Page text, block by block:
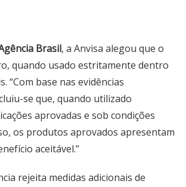
Brasil, a Anvisa alegou que o
quando usado estritamente dentro
“Com base nas evidências
se que, quando utilizado
aprovadas e sob condições
os produtos aprovados apresentam
aceitável.”
rejeita medidas adicionais de